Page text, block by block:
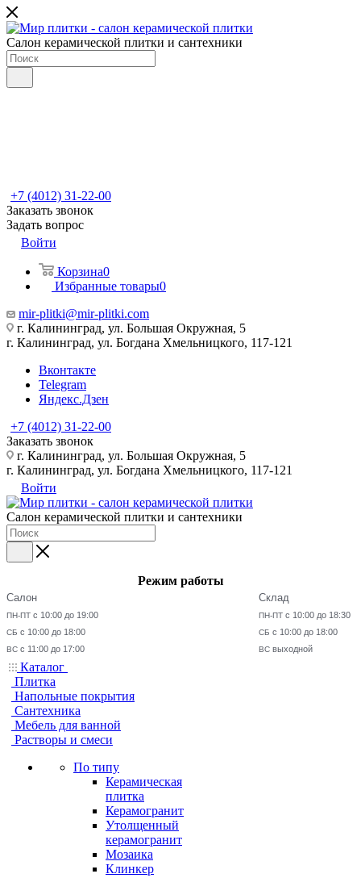
Салон керамической плитки и сантехники
+7 (4012) 31-22-00
Заказать звонок
Задать вопрос
Войти
Корзина0
Избранные товары0
mir-plitki@mir-plitki.com
г. Калининград, ул. Большая Окружная, 5
г. Калининград, ул. Богдана Хмельницкого, 117-121
Вконтакте
Telegram
Яндекс.Дзен
+7 (4012) 31-22-00
Заказать звонок
г. Калининград, ул. Большая Окружная, 5
г. Калининград, ул. Богдана Хмельницкого, 117-121
Войти
Салон керамической плитки и сантехники
Режим работы
Салон
ПН-ПТ с 10:00 до 19:00
СБ с 10:00 до 18:00
ВС с 11:00 до 17:00
Склад
ПН-ПТ с 10:00 до 18:30
СБ с 10:00 до 18:00
ВС выходной
Каталог
Плитка
Напольные покрытия
Сантехника
Мебель для ванной
Растворы и смеси
По типу
Керамическая
плитка
Керамогранит
Утолщенный
керамогранит
Мозаика
Клинкер